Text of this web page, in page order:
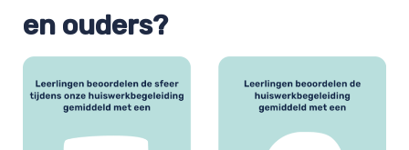
en ouders?